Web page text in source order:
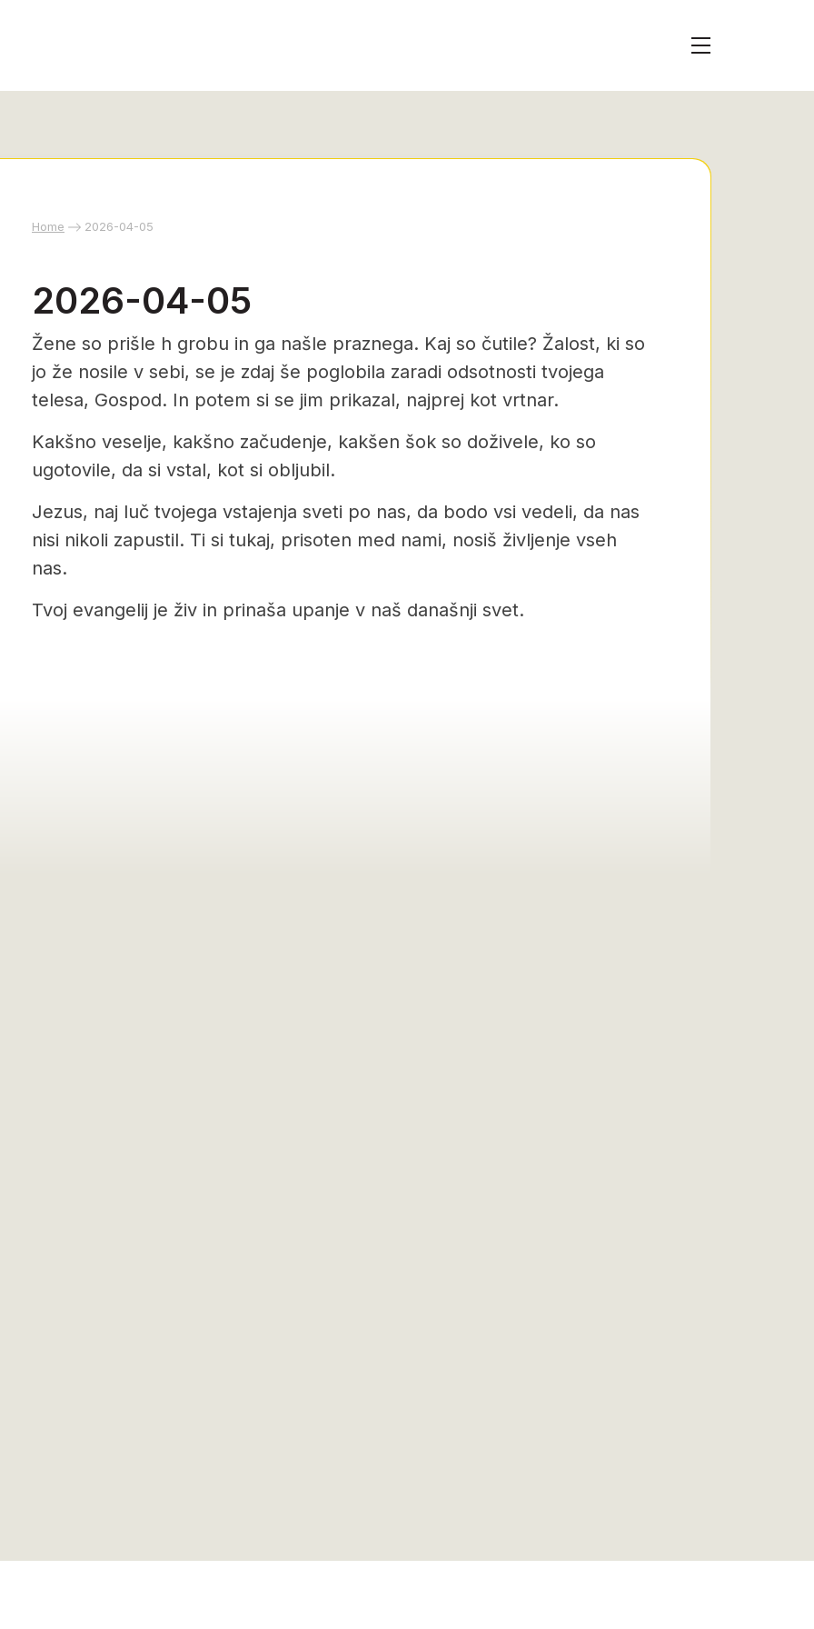
Home 2026-04-05
2026-04-05
Žene so prišle h grobu in ga našle praznega. Kaj so čutile? Žalost, ki so
jo že nosile v sebi, se je zdaj še poglobila zaradi odsotnosti tvojega
telesa, Gospod. In potem si se jim prikazal, najprej kot vrtnar.
Kakšno veselje, kakšno začudenje, kakšen šok so doživele, ko so
ugotovile, da si vstal, kot si obljubil.
Jezus, naj luč tvojega vstajenja sveti po nas, da bodo vsi vedeli, da nas
nisi nikoli zapustil. Ti si tukaj, prisoten med nami, nosiš življenje vseh
nas.
Tvoj evangelij je živ in prinaša upanje v naš današnji svet.